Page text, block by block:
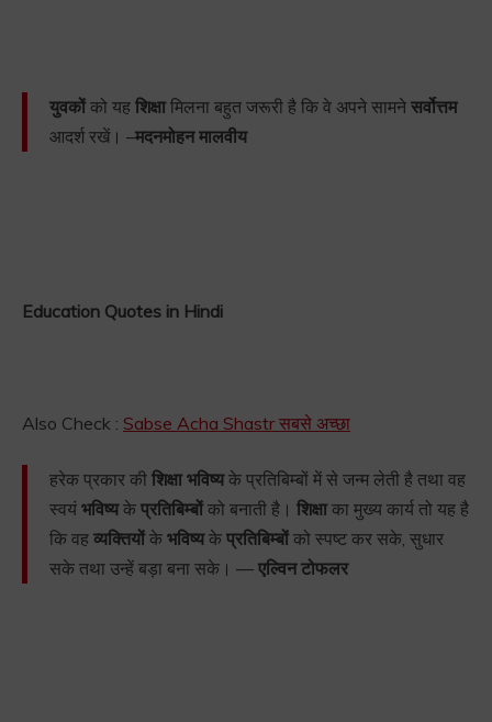
युवकोंको यह शिक्षामिलना बहुत जरूरी है कि वे अपने सामने सर्वोत्तम
आदर्श रखें। –मदनमोहन मालवीय
Education Quotes in Hindi
Also Check : Sabse Acha Shastr सबसे अच्छा
हरेक प्रकार की शिक्षा भविष्यके प्रतिबिम्बों में से जन्म लेती है तथा वह
स्वयं भविष्यके प्रतिबिम्बोंको बनाती है। शिक्षाका मुख्य कार्य तो यह है
कि वह व्यक्तियोंके भविष्यके प्रतिबिम्बोंको स्पष्ट कर सके, सुधार
सके तथा उन्हें बड़ा बना सके। — एल्विन टोफलर